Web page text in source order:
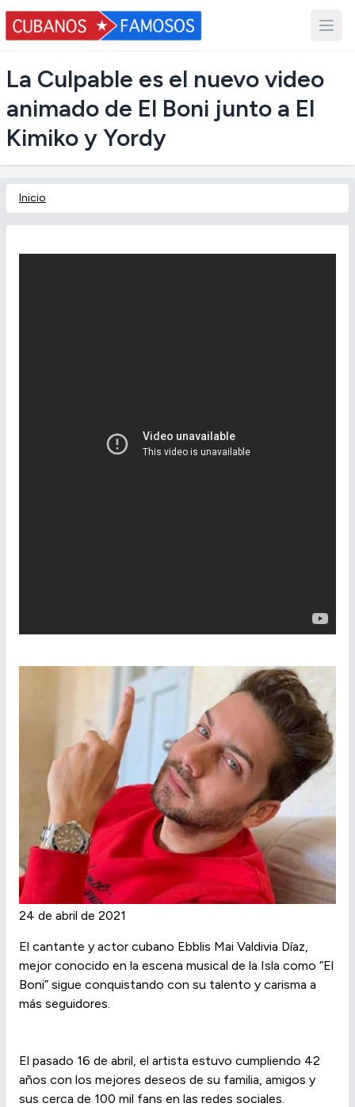
La Culpable es el nuevo video
animado de El Boni junto a El
Kimiko y Yordy
Inicio
24 de abril de 2021
El cantante y actor cubano Ebblis Mai Valdivia Díaz,
mejor conocido en la escena musical de la Isla como “El
Boni” sigue conquistando con su talento y carisma a
más seguidores.
El pasado 16 de abril, el artista estuvo cumpliendo 42
años con los mejores deseos de su familia, amigos y
sus cerca de 100 mil fans en las redes sociales.